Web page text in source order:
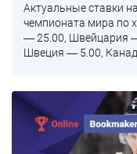
Актуальные ставки
чемпионата мира по
― 25.00, Швейцария
Швеция ― 5.00,